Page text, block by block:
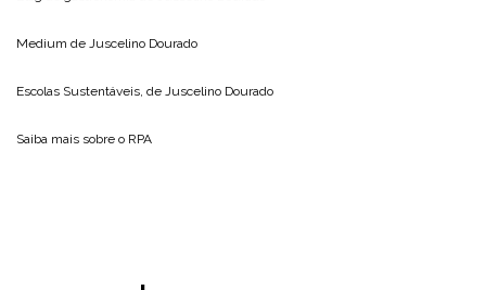
Medium de Juscelino Dourado
Escolas Sustentáveis, de Juscelino Dourado
Saiba mais sobre o RPA